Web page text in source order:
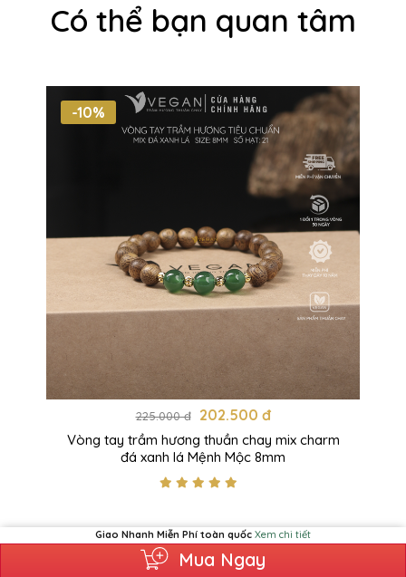
Có thể bạn quan tâm
-10%
225.000 đ 202.500 đ
Vòng tay trầm hương thuần chay mix charm
đá xanh lá Mệnh Mộc 8mm
Giao Nhanh Miễn Phí toàn quốc Xem chi tiết
Mua Ngay